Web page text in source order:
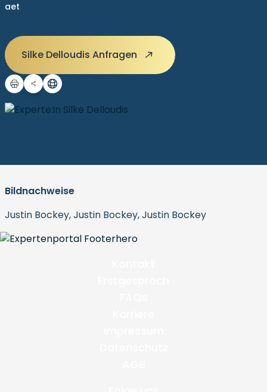
aet
Silke Delloudis Anfragen
Bildnachweise
Justin Bockey, Justin Bockey, Justin Bockey